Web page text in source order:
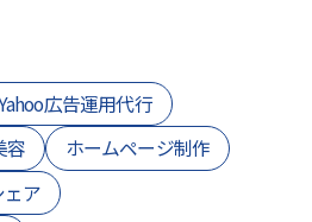
広告運用代行
容
ホームページ制作
ェア